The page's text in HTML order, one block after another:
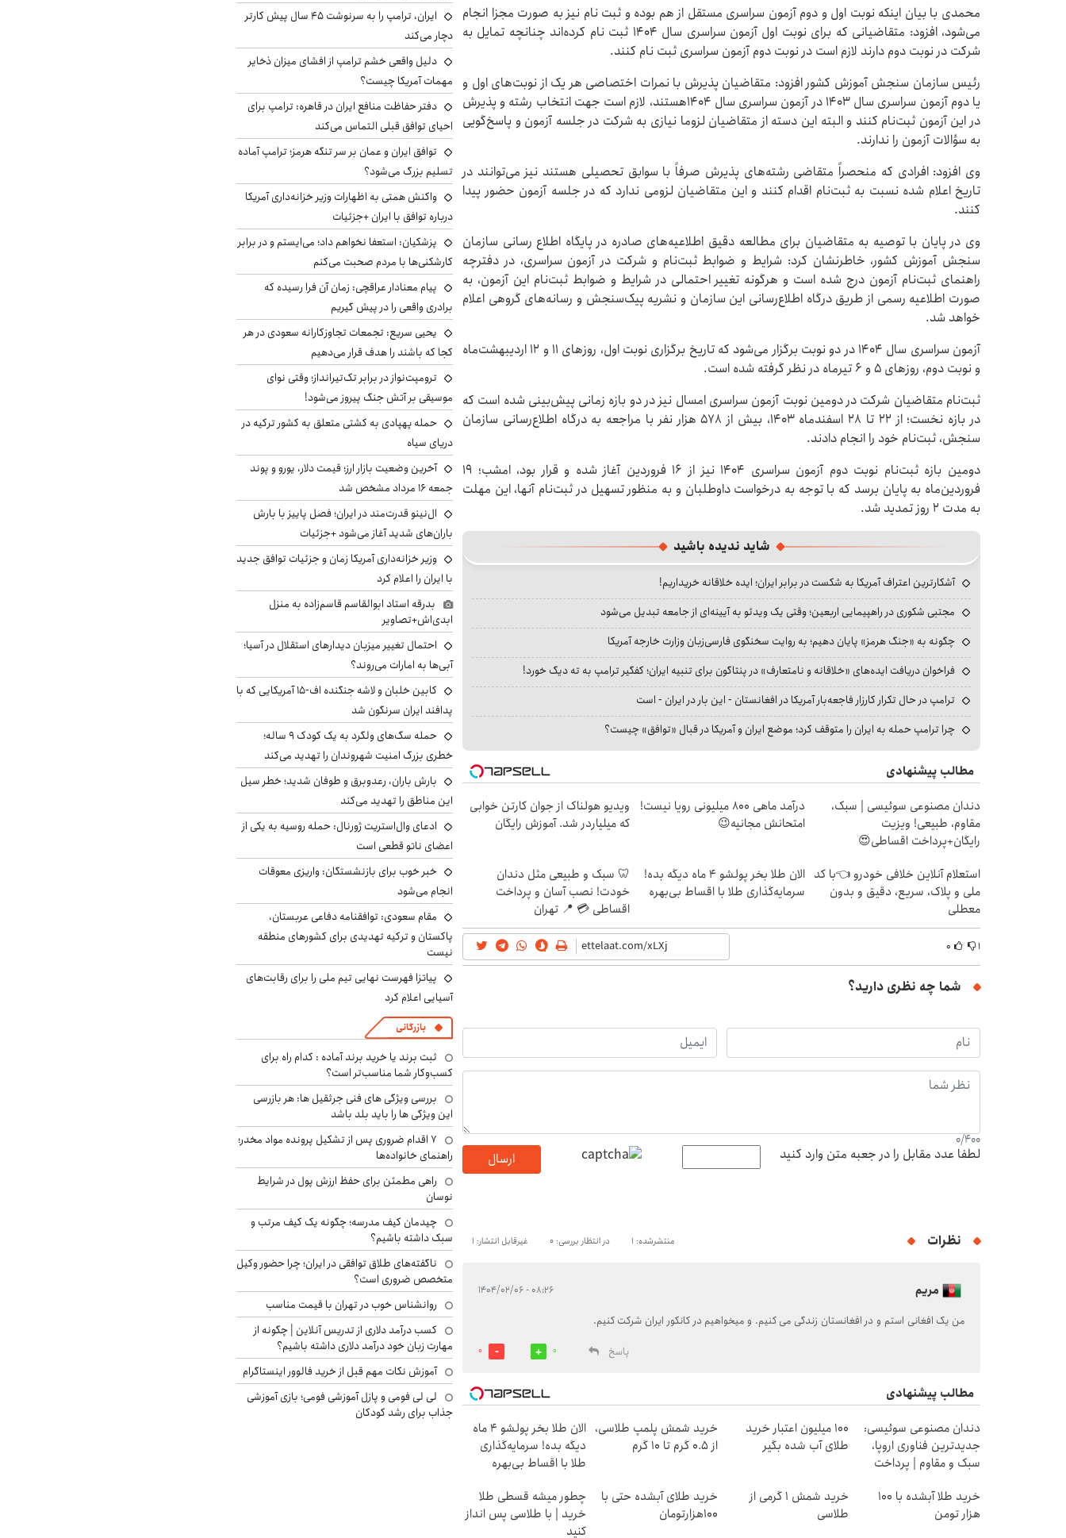
محمدی با بیان اینکه نوبت اول و دوم آزمون سراسری مستقل از هم بوده و ثبت نام نیز به صورت مجزا انجام
می‌شود، افزود: متقاضیانی که برای نوبت اول آزمون سراسری سال ۱۴۰۴ ثبت نام کرده‌اند چنانچه تمایل به
شرکت در نوبت دوم دارند لازم است در نوبت دوم آزمون سراسری ثبت نام کنند.
رئیس سازمان سنجش آموزش کشور افزود: متقاضیان پذیرش با نمرات اختصاصی هر یک از نوبت‌های اول و
یا دوم آزمون سراسری سال ۱۴۰۳ در آزمون سراسری سال ۱۴۰۴هستند، لازم است جهت انتخاب‌ رشته و پذیرش
در این آزمون ثبت‌نام کنند و البته این دسته از متقاضیان لزوما نیازی به شرکت در جلسه آزمون و پاسخ‌گویی
به سؤالات آزمون را ندارند.
وی افزود: افرادی که منحصراً متقاضی رشته‌های پذیرش صرفاً با سوابق تحصیلی هستند نیز می‌توانند در
تاریخ اعلام شده نسبت به ثبت‌نام اقدام کنند و این متقاضیان لزومی ندارد که در جلسه آزمون حضور پیدا
کنند.
وی در پایان با توصیه به متقاضیان برای مطالعه دقیق اطلاعیه‌های صادره در پایگاه اطلاع رسانی سازمان
سنجش آموزش کشور، خاطرنشان کرد: شرایط و ضوابط ثبت‌نام و شرکت در آزمون سراسری، در دفترچه
راهنمای ثبت‌نام آزمون درج شده است و هرگونه‌ تغییر احتمالی در شرایط و ضوابط ثبت‌نام این آزمون، به
صورت اطلاعیه رسمی از طریق‌ درگاه اطلاع‌رسانی این سازمان و نشریه پیک‌سنجش‌ و رسانه‌های گروهی ‌اعلام
‌خواهد شد.
آزمون سراسری سال ۱۴۰۴ در دو نوبت برگزار می‌شود که تاریخ برگزاری نوبت اول، روزهای ۱۱ و ۱۲ اردیبهشت‌ماه
و نوبت دوم، روزهای ۵ و ۶ تیرماه در نظر گرفته شده است.
ثبت‌نام متقاضیان شرکت در دومین نوبت آزمون سراسری امسال نیز در دو بازه زمانی پیش‌بینی شده است که
در بازه نخست؛ از ۲۲ تا ۲۸ اسفندماه ۱۴۰۳، بیش از ۵۷۸ هزار نفر با مراجعه به درگاه اطلاع‌رسانی سازمان
سنجش، ثبت‌نام خود را انجام دادند.
دومین بازه ثبت‌نام نوبت دوم آزمون سراسری ۱۴۰۴ نیز از ۱۶ فروردین آغاز شده و قرار بود، امشب؛ ۱۹
فروردین‌ماه به پایان برسد که با توجه به درخواست داوطلبان و به منظور تسهیل در ثبت‌نام آنها، این مهلت
به مدت ۲ روز تمدید شد.
شاید ندیده باشید
آشکارترین اعتراف آمریکا به شکست در برابر ایران؛ ایده خلاقانه خریداریم!
مجتبی شکوری در راهپیمایی اربعین؛ وقتی یک ویدئو به آیینه‌ای از جامعه تبدیل می‌شود
چگونه به «جنگ هرمز» پایان دهیم؛ به روایت سخنگوی فارسی‌زبان وزارت خارجه آمریکا
فراخوان دریافت ایده‌های «خلاقانه و نامتعارف» در پنتاگون برای تنبیه ایران؛ کفگیر ترامپ به ته دیگ خورد!
ترامپ در حال تکرار کارزار فاجعه‌بار آمریکا در افغانستان - این بار در ایران - است
چرا ترامپ حمله به ایران را متوقف کرد؛ موضع ایران و آمریکا در قبال «توافق» چیست؟
مطالب پیشنهادی
دندان مصنوعی سوئیسی | سبک،
مقاوم، طبیعی! ویزیت
رایگان+پرداخت اقساطی😍
درآمد ماهی 800 میلیونی رویا نیست!
امتحانش مجانیه😉
ویدیو هولناک از جوان کارتن خوابی
که میلیاردر شد. آموزش رایگان
استعلام آنلاین خلافی خودرو 👈با کد
ملی و پلاک، سریع، دقیق و بدون
معطلی
الان طلا بخر پولشو 4 ماه دیگه بده!
سرمایه‌گذاری طلا با اقساط بی‌بهره
🦷 سبک و طبیعی مثل دندان
خودت! نصب آسان و پرداخت
اقساطی 💳 📍 تهران
۱ ۰
شما چه نظری دارید؟
0/400
لطفا عدد مقابل را در جعبه متن وارد کنید ارسال
نظرات منتشرشده: 1 در انتظار بررسی: 0 غیرقابل انتشار: 1
مریم ۰۸:۲۶ - ۱۴۰۴/۰۲/۰۶
من یک افغانی استم و در افغانستان زندگی می کنیم. و میخواهیم در کانکور ایران شرکت کنیم.
پاسخ
0
0
مطالب پیشنهادی
دندان مصنوعی سوئیسی:
جدیدترین فناوری اروپا،
سبک و مقاوم | پرداخت
100 میلیون اعتبار خرید
طلای آب شده بگیر
خرید شمش پلمپ طلاسی،
از ۰.۵ گرم تا ۱۰ گرم
الان طلا بخر پولشو 4 ماه
دیگه بده! سرمایه‌گذاری
طلا با اقساط بی‌بهره
خرید طلا آبشده با 100
هزار تومن
خرید شمش 1 گرمی از
طلاسی
خرید طلای آبشده حتی با
۱۰۰هزارتومان
چطور میشه قسطی طلا
خرید | با طلاسی پس انداز
کنید
ایران، ترامپ را به سرنوشت ۴۵ سال پیش کارتر
دچار می‌کند
دلیل واقعی خشم ترامپ از افشای میزان ذخایر
مهمات آمریکا چیست؟
دفتر حفاظت منافع ایران در قاهره: ترامپ برای
احیای توافق قبلی التماس می‌کند
توافق ایران و عمان بر سر تنگه هرمز؛ ترامپ آماده
تسلیم بزرگ می‌شود؟
واکنش همتی به اظهارات وزیر خزانه‌داری آمریکا
درباره توافق با ایران +جزئیات
پزشکیان: استعفا نخواهم داد؛ می‌ایستم و در برابر
کارشکنی‌ها با مردم صحبت می‌کنم
پیام معنادار عراقچی: زمان آن فرا رسیده که
برادری واقعی را در پیش گیریم
یحیی سریع: تجمعات تجاوزکارانه سعودی در هر
کجا که باشند را هدف قرار می‌دهیم
ترومپت‌نواز در برابر تک‌تیرانداز؛ وقتی نوای
موسیقی بر آتش جنگ پیروز می‌شود!
حمله پهپادی به کشتی متعلق به کشور ترکیه در
دریای سیاه
آخرین وضعیت بازار ارز؛ قیمت دلار، یورو و پوند
جمعه ۱۶ مرداد مشخص شد
ال‌نینو قدرت‌مند در ایران؛ فصل پاییز با بارش
باران‌های شدید آغاز می‌شود +جزئیات
وزیر خزانه‌داری آمریکا زمان و جزئیات توافق جدید
با ایران را اعلام کرد
بدرقه استاد ابوالقاسم قاسم‌زاده به منزل
ابدی‌اش+تصاویر
احتمال تغییر میزبان دیدارهای استقلال در آسیا؛
آبی‌ها به امارات می‌روند؟
کابین خلبان و لاشه جنگنده اف-۱۵ آمریکایی که با
پدافند ایران سرنگون شد
حمله سگ‌های ولگرد به یک کودک ۹ ساله؛
خطری بزرگ امنیت شهروندان را تهدید می‌کند
بارش باران، رعدوبرق و طوفان شدید؛ خطر سیل
این مناطق را تهدید می‌کند
ادعای وال‌استریت ژورنال: حمله روسیه به یکی از
اعضای ناتو قطعی است
خبر خوب برای بازنشستگان: واریزی معوقات
انجام می‌شود
مقام سعودی: توافقنامه دفاعی عربستان،
پاکستان و ترکیه تهدیدی برای کشورهای منطقه
نیست
پیاتزا فهرست نهایی تیم ملی را برای رقابت‌های
آسیایی اعلام کرد
بازرگانی
ثبت برند یا خرید برند آماده : کدام راه برای
کسب‌وکار شما مناسب‌تر است؟
بررسی ویژگی های فنی جرثقیل ها: هر بازرسی
این ویژگی ها را باید بلد باشد
۷ اقدام ضروری پس از تشکیل پرونده مواد مخدر؛
راهنمای خانواده‌ها
راهی مطمئن برای حفظ ارزش پول در شرایط
نوسان
چیدمان کیف مدرسه؛ چگونه یک کیف مرتب و
سبک داشته باشیم؟
ناگفته‌های طلاق توافقی در ایران؛ چرا حضور وکیل
متخصص ضروری است؟
روانشناس خوب در تهران با قیمت مناسب
کسب درآمد دلاری از تدریس آنلاین | چگونه از
مهارت زبان خود درآمد دلاری داشته باشیم؟
آموزش نکات مهم قبل از خرید فالوور اینستاگرام
لی لی فومی و پازل آموزشی فومی؛ بازی آموزشی
جذاب برای رشد کودکان